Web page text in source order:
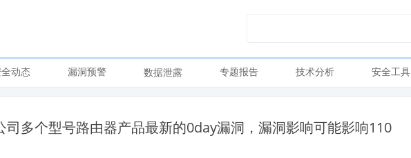
动态 漏洞预警 数据泄露 专题报告 技术分析 安全工具
司多个型号路由器产品最新的0day漏洞，漏洞影响可能影响110